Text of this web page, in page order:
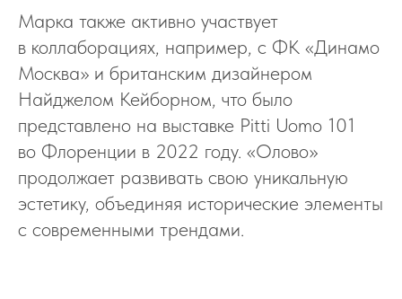
Марка также активно участвует
в коллаборациях, например, с ФК «Динамо
Москва» и британским дизайнером
Найджелом Кейборном, что было
представлено на выставке Pitti Uomo 101
во Флоренции в 2022 году. «Олово»
продолжает развивать свою уникальную
эстетику, объединяя исторические элементы
с современными трендами.